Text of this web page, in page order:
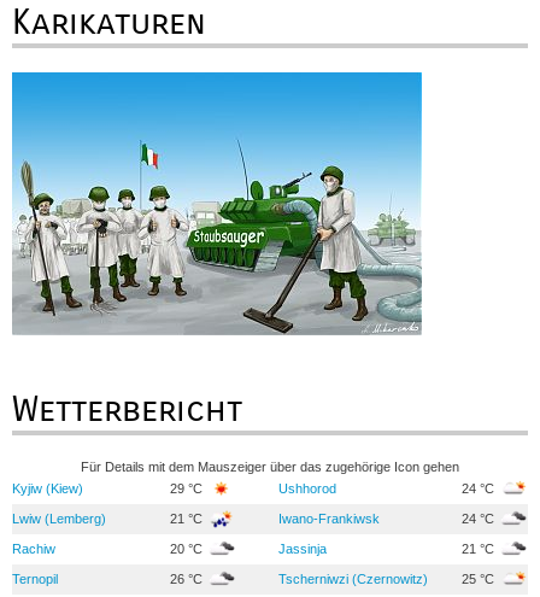
Karikaturen
Wetterbericht
Für Details mit dem Mauszeiger über das zugehörige Icon gehen
Kyjiw (Kiew)
29 °C Ushhorod 24 °C
Lwiw (Lemberg) 21 °C Iwano-Frankiwsk 24 °C
Rachiw 20 °C Jassinja 21 °C
Ternopil 26 °C Tscherniwzi (Czernowitz) 25 °C